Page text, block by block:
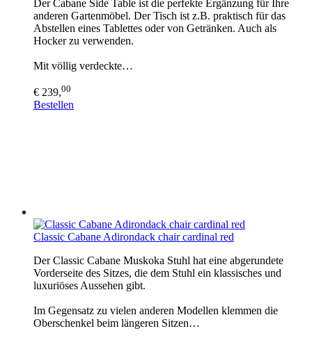
Der Cabane Side Table ist die perfekte Ergänzung für Ihre
anderen Gartenmöbel. Der Tisch ist z.B. praktisch für das
Abstellen eines Tablettes oder von Getränken. Auch als
Hocker zu verwenden.
Mit völlig verdeckte…
€ 239,00
Bestellen
Classic Cabane Adirondack chair cardinal red
Der Classic Cabane Muskoka Stuhl hat eine abgerundete
Vorderseite des Sitzes, die dem Stuhl ein klassisches und
luxuriöses Aussehen gibt.
Im Gegensatz zu vielen anderen Modellen klemmen die
Oberschenkel beim längeren Sitzen…